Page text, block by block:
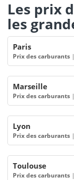
Les prix
les
Paris
Prix des carburants |
Marseille
Prix des carburants |
Lyon
Prix des carburants |
Toulouse
Prix des carburants |